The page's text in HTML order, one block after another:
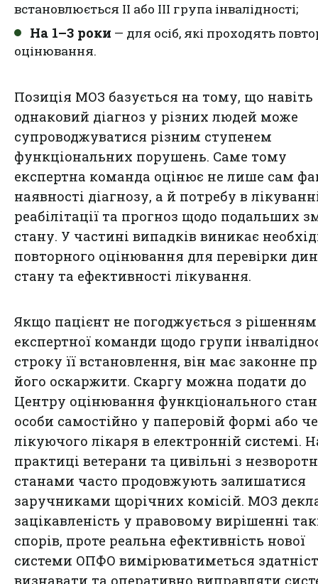
встановлюється ІІ або ІІІ група інвалідності;
На 1–3 роки — для осіб, які проходять
оцінювання.
Позиція МОЗ базується на тому, що навіть
однаковий діагноз у різних людей може
супроводжуватися різним ступенем
функціональних порушень. Саме тому
експертна команда оцінює не лише сам
наявності діагнозу, а й потребу в
реабілітації та прогноз щодо подальших
стану. У частині випадків виникає
повторного оцінювання для перевірки
стану та ефективності лікування.
Якщо пацієнт не погоджується з рішенням
експертної команди щодо групи
строку її встановлення, він має законне
його оскаржити. Скаргу можна подати до
Центру оцінювання функціонального
особи самостійно у паперовій формі або
лікуючого лікаря в електронній системі.
практиці ветерани та цивільні з
станами часто продовжують залишатися
заручниками щорічних комісій. МОЗ
зацікавленість у правовому вирішенні
спорів, проте реальна ефективність нової
системи ОПФО вимірюватиметься
визнавати та оперативно виправляти